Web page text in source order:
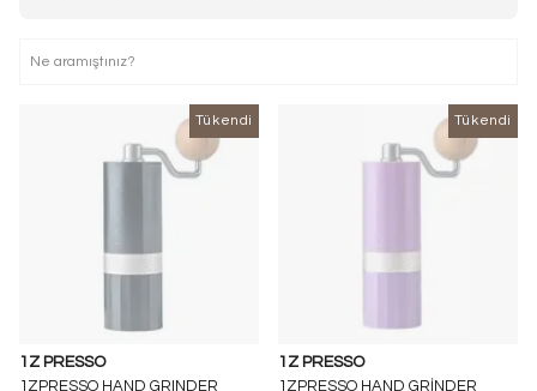
Tükendi
1Z PRESSO
1ZPRESSO HAND GRINDER
Tükendi
1Z PRESSO
1ZPRESSO HAND GRİNDER